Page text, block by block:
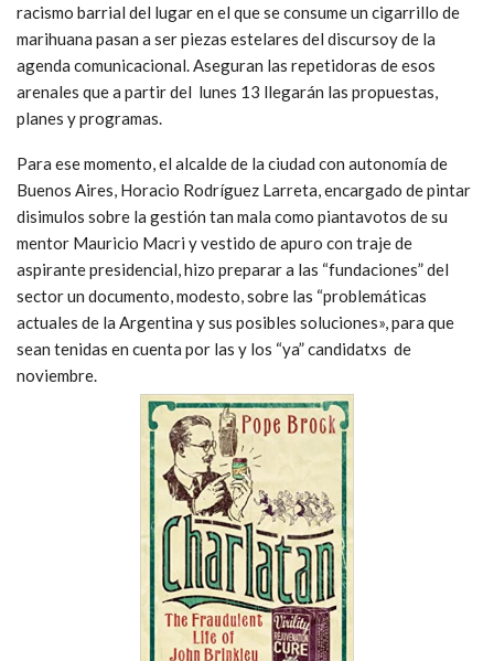
racismo barrial del lugar en el que se consume un cigarrillo de
marihuana pasan a ser piezas estelares del discursoy de la
agenda comunicacional. Aseguran las repetidoras de esos
arenales que a partir del lunes 13 llegarán las propuestas,
planes y programas.
Para ese momento, el alcalde de la ciudad con autonomía de
Buenos Aires, Horacio Rodríguez Larreta, encargado de pintar
disimulos sobre la gestión tan mala como piantavotos de su
mentor Mauricio Macri y vestido de apuro con traje de
aspirante presidencial, hizo preparar a las “fundaciones” del
sector un documento, modesto, sobre las “problemáticas
actuales de la Argentina y sus posibles soluciones», para que
sean tenidas en cuenta por las y los “ya” candidatxs de
noviembre.